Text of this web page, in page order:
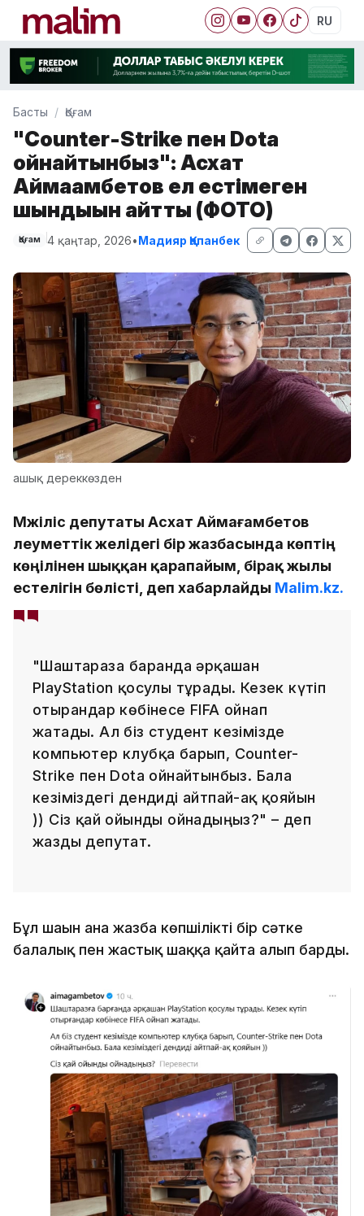
RU
Басты Қоғам
"Counter-Strike пен Dota
ойнайтынбыз": Асхат
Аймағамбетов ел естімеген
шындығын айтты (ФОТО)
Қоғам 4 қаңтар, 2026•Мадияр Қапанбек
ашық дереккөзден
Мәжіліс депутаты Асхат Аймағамбетов
әлеуметтік желідегі бір жазбасында көптің
көңілінен шыққан қарапайым, бірақ жылы
естелігін бөлісті, деп хабарлайды Malim.kz.
"Шаштаразға барғанда әрқашан
PlayStation қосулы тұрады. Кезек күтіп
отырғандар көбінесе FIFA ойнап
жатады. Ал біз студент кезімізде
компьютер клубқа барып, Counter-
Strike пен Dota ойнайтынбыз. Бала
кезіміздегі дендиді айтпай-ақ қояйын
)) Сіз қай ойынды ойнадыңыз?" – деп
жазды депутат.
Бұл шағын ғана жазба көпшілікті бір сәтке
балалық пен жастық шаққа қайта алып барды.